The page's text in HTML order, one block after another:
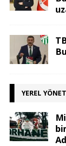
YEREL